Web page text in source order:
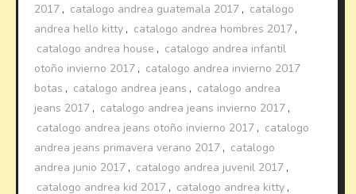
2017 , catalogo andrea guatemala 2017 , catalogo
andrea hello kitty , catalogo andrea hombres 2017 ,
catalogo andrea house , catalogo andrea infantil
otoño invierno 2017 , catalogo andrea invierno 2017
botas , catalogo andrea jeans , catalogo andrea
jeans 2017 , catalogo andrea jeans invierno 2017 ,
catalogo andrea jeans otoño invierno 2017 , catalogo
andrea jeans primavera verano 2017 , catalogo
andrea junio 2017 , catalogo andrea juvenil 2017 ,
catalogo andrea kid 2017 , catalogo andrea kitty ,